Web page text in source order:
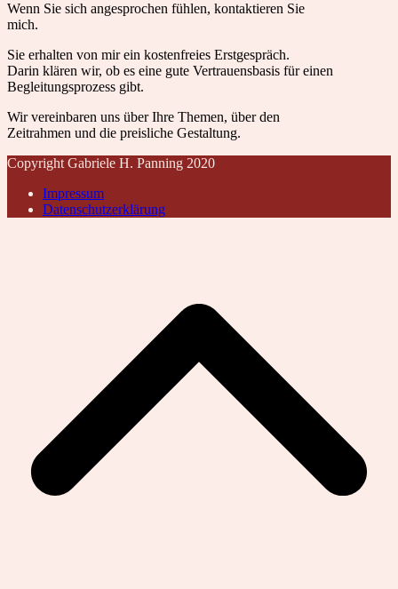
Wenn Sie sich angesprochen fühlen, kontaktieren Sie
mich.
Sie erhalten von mir ein kostenfreies Erstgespräch.
Darin klären wir, ob es eine gute Vertrauensbasis für einen
Begleitungsprozess gibt.
Wir vereinbaren uns über Ihre Themen, über den
Zeitrahmen und die preisliche Gestaltung.
Copyright Gabriele H. Panning 2020
Impressum
Datenschutzerklärung